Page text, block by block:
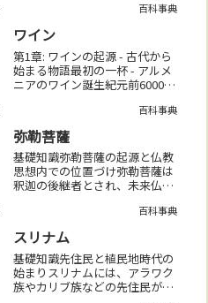
る古代ローマの公用語である。
古典ラテン語と俗ラテン語古典
ラテン語は文学や学問で用いら
れた言語であるが、俗ラテン語
は日常会話で使わ...
百科事典
ワイン
第1章: ワインの起源 - 古代から
始まる物語最初の一杯 - アルメ
ニアのワイン誕生紀元前6000
るカクソアロル渓谷で、最初の
ワインが生まれた。考古学者が
発見した壺には、古代の人々が
ブドウを発酵させ、ワインを作
っ...
百科事典
弥勒菩薩
基礎知識弥勒菩薩の起源と仏教
思想内での位置づけ弥勒菩薩は
釈迦の後継者とされ、未来仏と
置を占める菩薩である。弥勒信
仰の歴史的展開弥勒信仰は紀元
前3世紀頃のインドに始まり、
アジア全域で独自の解釈を持つ
形で広がった。彫...
百科事典
スリナム
基礎知識先住民と植民地時代の
始まりスリナムには、アラワク
族やカリブ族などの先住民が住